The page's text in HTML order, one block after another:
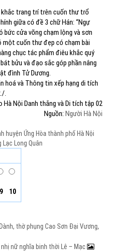
trang trí trên cuốn thư trổ
giữa có đề 3 chữ Hán: “Ngự
bức cửa võng chạm lộng và sơn
một cuốn thư đẹp có chạm bài
chục tác phẩm điêu khắc quý
bửu và đạo sắc góp phần nâng
đình Tử Dương.
hoá và Thông tin xếp hạng di tích
.
Hà Nội Danh thắng và Di tích tập 02
Nguồn: Người Hà Nội
huyện Ứng Hòa thành phố Hà Nội
Lạc Long Quân
9 10
thờ phụng Cao Sơn Đại Vương,
nữ nghĩa binh thời Lê – Mạc